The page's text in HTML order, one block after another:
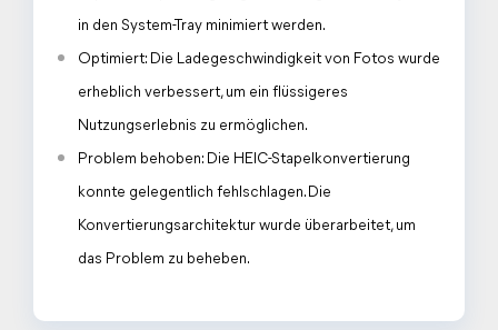
in den System-Tray minimiert werden.
Optimiert: Die Ladegeschwindigkeit von Fotos wurde
erheblich verbessert, um ein flüssigeres
Nutzungserlebnis zu ermöglichen.
Problem behoben: Die HEIC-Stapelkonvertierung
konnte gelegentlich fehlschlagen. Die
Konvertierungsarchitektur wurde überarbeitet, um
das Problem zu beheben.